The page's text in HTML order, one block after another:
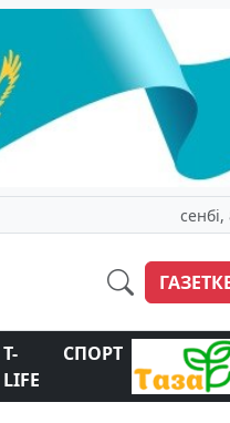
T-
LIFE
СПОРТ